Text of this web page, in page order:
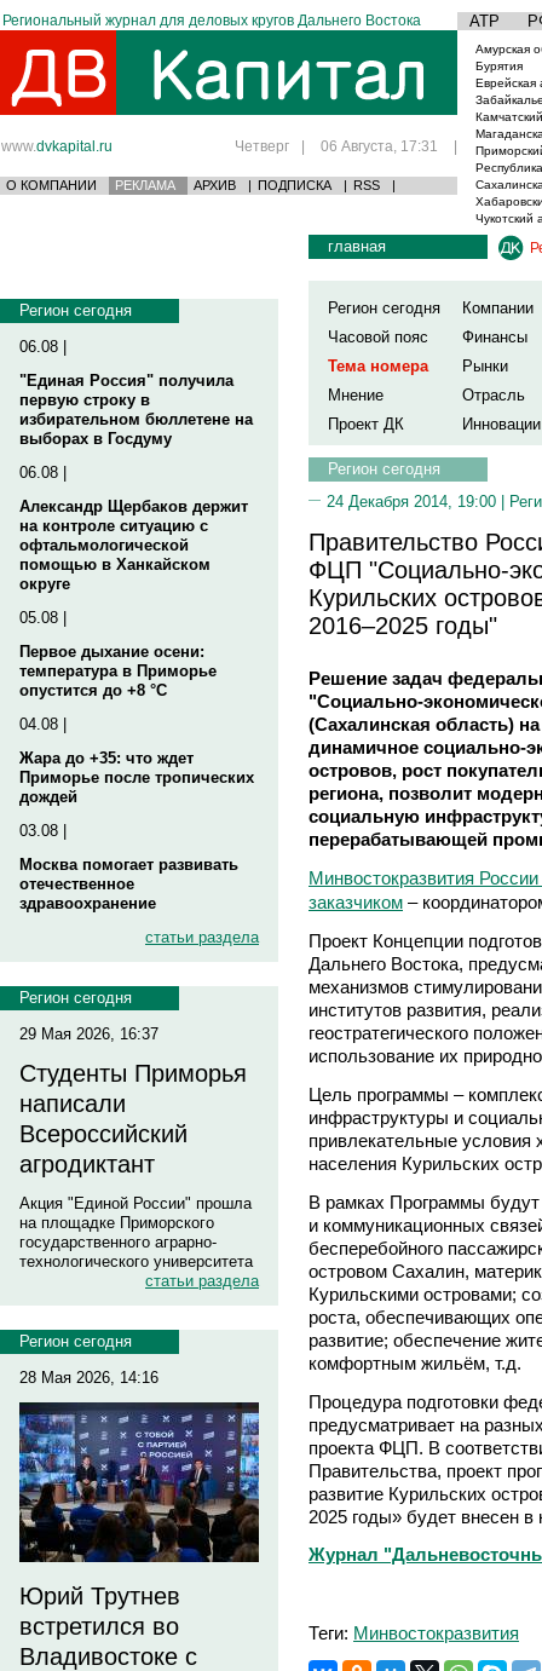
Региональный журнал для деловых кругов Дальнего Востока АТР
www.dvkapital.ru Четверг | 06 Августа, 17:31 |
О КОМПАНИИ РЕКЛАМА АРХИВ | ПОДПИСКА | RSS |
Амурская
Бурятия
Еврейская
Чукотский
Регион сегодня
06.08 |
"Единая Россия" получила
первую строку в
избирательном бюллетене на
выборах в Госдуму
06.08 |
Александр Щербаков держит
на контроле ситуацию с
офтальмологической
помощью в Ханкайском
округе
05.08 |
Первое дыхание осени:
температура в Приморье
опустится до +8 °C
04.08 |
Жара до +35: что ждет
Приморье после тропических
дождей
03.08 |
Москва помогает развивать
отечественное
здравоохранение
статьи раздела
Регион сегодня
29 Мая 2026, 16:37
Студенты Приморья
написали
Всероссийский
агродиктант
Акция "Единой России" прошла
на площадке Приморского
государственного аграрно-
технологического университета
статьи раздела
Регион сегодня
28 Мая 2026, 14:16
Юрий Трутнев
встретился во
Владивостоке с
главная
Регион сегодня
Компании
Часовой пояс
Финансы
Тема номера
Рынки
Мнение
Отрасль
Проект ДК
Инновации
Регион сегодня
24 Декабря 2014, 19:00 |
Правительство
ФЦП "Социально-
Курильских
2016–2025 годы"
Решение задач
"Социально-
(Сахалинская область)
динамичное социально-
островов, рост
региона, позволит
социальную
перерабатывающей
Минвостокразвития
заказчиком –
Проект Концепции
Дальнего Востока,
механизмов
институтов развития,
геостратегического
использование их
Цель программы –
инфраструктуры и
привлекательные условия
населения Курильских
В рамках Программы
и коммуникационных
бесперебойного
островом Сахалин,
Курильскими островами;
роста, обеспечивающих
развитие; обеспечение
комфортным жильём, т.д.
Процедура подготовки
предусматривает на
проекта ФЦП. В
Правительства, проект
развитие Курильских
2025 годы» будет внесен
Журнал
Теги: Минвостокразвития